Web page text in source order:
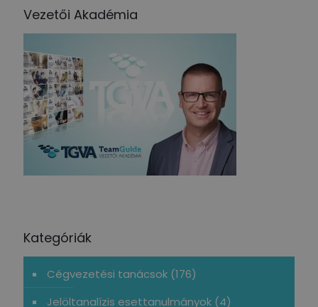
Vezetői Akadémia
Kategóriák
Cégvezetési tanácsok (176)
Jelöltanalízis esettanulmányok (4)